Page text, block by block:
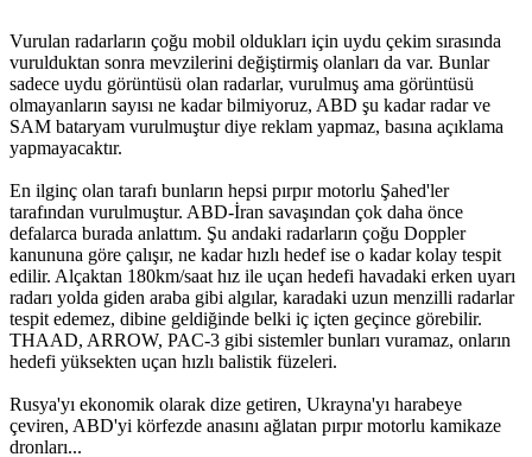
Vurulan radarların çoğu mobil oldukları için uydu çekim sırasında
vurulduktan sonra mevzilerini değiştirmiş olanları da var. Bunlar
sadece uydu görüntüsü olan radarlar, vurulmuş ama görüntüsü
olmayanların sayısı ne kadar bilmiyoruz, ABD şu kadar radar ve
SAM bataryam vurulmuştur diye reklam yapmaz, basına açıklama
yapmayacaktır.
En ilginç olan tarafı bunların hepsi pırpır motorlu Şahed'ler
tarafından vurulmuştur. ABD-İran savaşından çok daha önce
defalarca burada anlattım. Şu andaki radarların çoğu Doppler
kanununa göre çalışır, ne kadar hızlı hedef ise o kadar kolay tespit
edilir. Alçaktan 180km/saat hız ile uçan hedefi havadaki erken uyarı
radarı yolda giden araba gibi algılar, karadaki uzun menzilli radarlar
tespit edemez, dibine geldiğinde belki iç içten geçince görebilir.
THAAD, ARROW, PAC-3 gibi sistemler bunları vuramaz, onların
hedefi yüksekten uçan hızlı balistik füzeleri.
Rusya'yı ekonomik olarak dize getiren, Ukrayna'yı harabeye
çeviren, ABD'yi körfezde anasını ağlatan pırpır motorlu kamikaze
dronları...